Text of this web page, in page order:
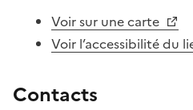
Voir sur une carte
Voir l’accessibilité du
Contacts